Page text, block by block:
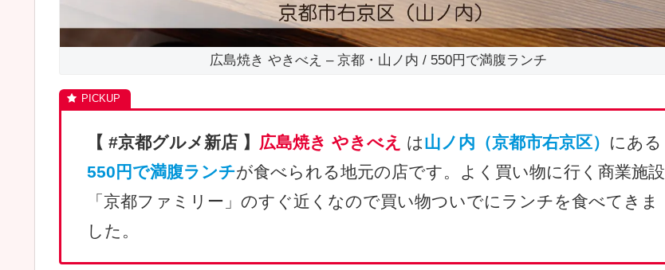
広島焼き やきべえ – 京都・山ノ内 / 550円で満腹ランチ
【 #京都グルメ新店 】 広島焼き やきべえ は山ノ内（京都市右京区）
にある
550円で満腹ランチが食べられる地元の店です。よく買い物に行く商業施設
「京都ファミリー」のすぐ近くなので買い物ついでにランチを食べてきま
した。